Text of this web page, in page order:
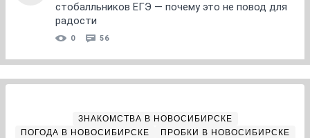
стобалльников ЕГЭ — почему это не повод для
радости
0 56
ЗНАКОМСТВА В НОВОСИБИРСКЕ
ПОГОДА В НОВОСИБИРСКЕ
ПРОБКИ В НОВОСИБИРСКЕ